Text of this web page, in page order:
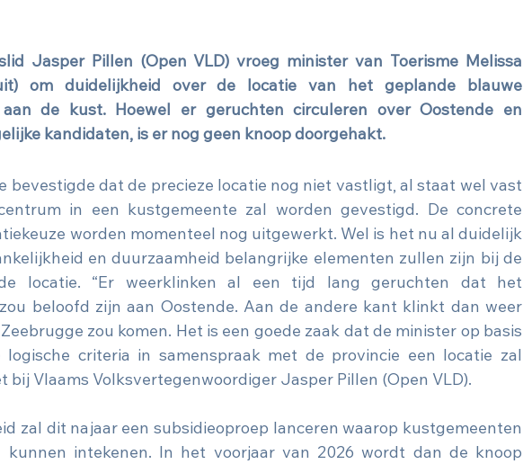
Jasper Pillen (Open VLD) vroeg minister van Toerisme Melissa
om duidelijkheid over de locatie van het geplande blauwe
aan de kust. Hoewel er geruchten circuleren over Oostende en
kandidaten, is er nog geen knoop doorgehakt.
bevestigde dat de precieze locatie nog niet vastligt, al staat wel vast
in een kustgemeente zal worden gevestigd. De concrete
worden momenteel nog uitgewerkt. Wel is het nu al duidelijk
en duurzaamheid belangrijke elementen zullen zijn bij de
locatie. “Er weerklinken al een tijd lang geruchten dat het
beloofd zijn aan Oostende. Aan de andere kant klinkt dan weer
zou komen. Het is een goede zaak dat de minister op basis
logische criteria in samenspraak met de provincie een locatie zal
bij Vlaams Volksvertegenwoordiger Jasper Pillen (Open VLD).
zal dit najaar een subsidieoproep lanceren waarop kustgemeenten
kunnen intekenen. In het voorjaar van 2026 wordt dan de knoop